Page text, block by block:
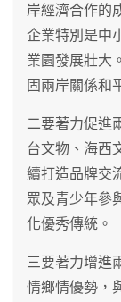
岸經濟合作的
企業特別是中
業園發展壯大
固兩岸關係和
二要著力促進
台文物、海西
續打造品牌交
眾及青少年參
化優秀傳統。
三要著力增進
情鄉情優勢，